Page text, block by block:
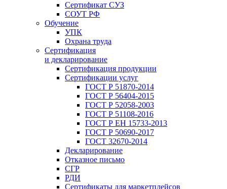
Сертификат СУЗ
СОУТ РФ
Обучение
УПК
Охрана труда
Сертификация
и декларирование
Сертификация продукции
Сертификации услуг
ГОСТ Р 51870-2014
ГОСТ Р 56404-2015
ГОСТ Р 52058-2003
ГОСТ Р 51108-2016
ГОСТ Р ЕН 15733-2013
ГОСТ Р 50690-2017
ГОСТ 32670-2014
Декларирование
Отказное письмо
СГР
РДИ
Сертификаты для маркетплейсов